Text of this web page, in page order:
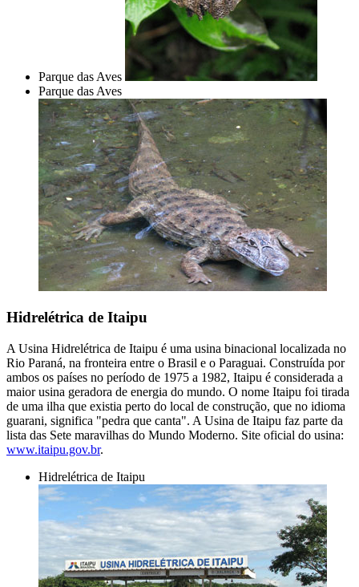
Parque das Aves
Parque das Aves
Hidrelétrica de Itaipu
A Usina Hidrelétrica de Itaipu é uma usina binacional localizada no
Rio Paraná, na fronteira entre o Brasil e o Paraguai. Construída por
ambos os países no período de 1975 a 1982, Itaipu é considerada a
maior usina geradora de energia do mundo. O nome Itaipu foi tirada
de uma ilha que existia perto do local de construção, que no idioma
guarani, significa "pedra que canta". A Usina de Itaipu faz parte da
lista das Sete maravilhas do Mundo Moderno. Site oficial do usina:
www.itaipu.gov.br.
Hidrelétrica de Itaipu